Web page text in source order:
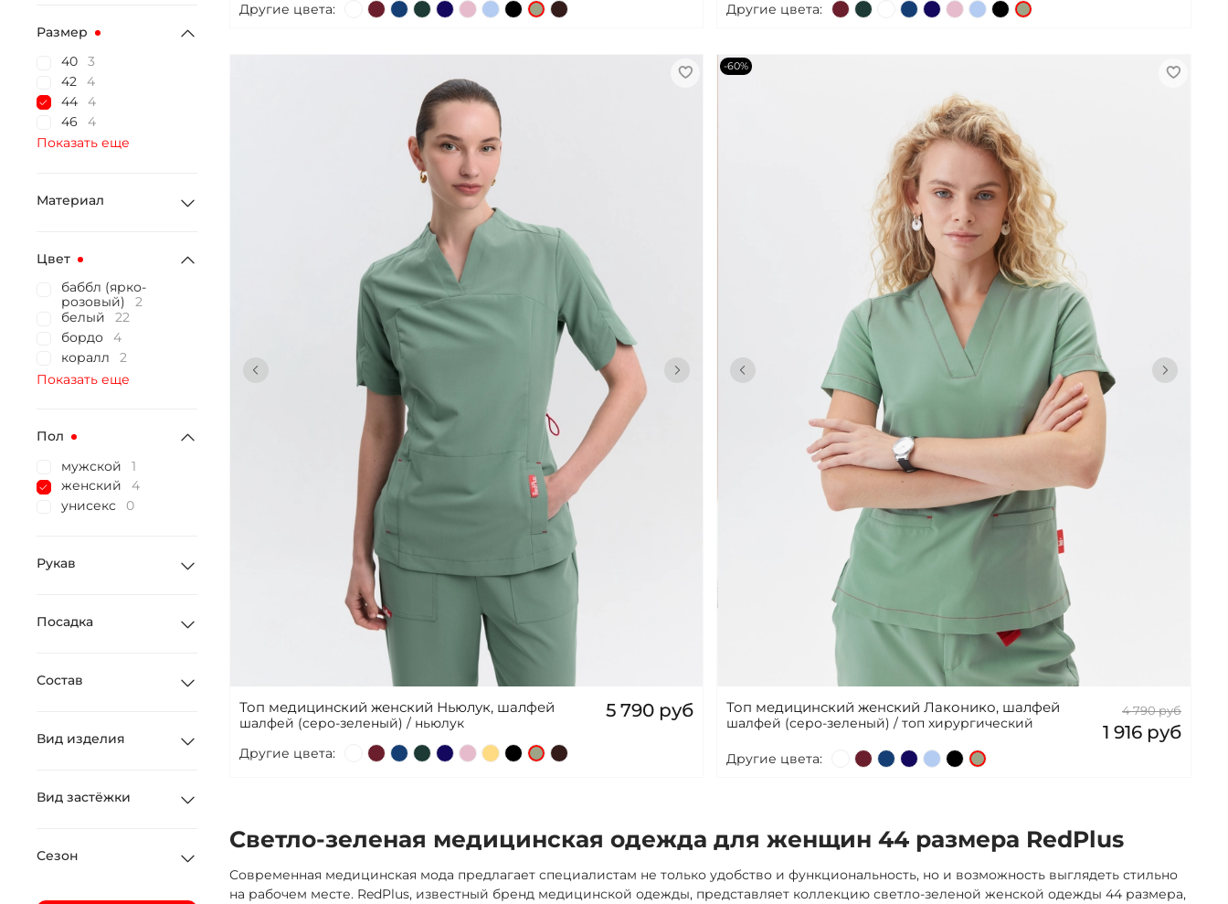
Другие цвета: Другие цвета:
Топ медицинский женский Ньюлук, шалфей
шалфей (серо-зеленый) / ньюлук
5 790 руб
Другие цвета:
-60%
Топ медицинский женский Лаконико, шалфей
шалфей (серо-зеленый) / топ хирургический
4 790 руб
1 916 руб
Другие цвета:
Светло-зеленая медицинская одежда для женщин 44 размера RedPlus
Современная медицинская мода предлагает специалистам не только удобство и функциональность, но и возможность выглядеть стильно
на рабочем месте. RedPlus, известный бренд медицинской одежды, представляет коллекцию светло-зеленой женской одежды 44 размера,
Размер
40
3
42
4
44
4
46
4
Показать еще
Материал
Цвет
баббл (ярко-
розовый)
2
белый
22
бордо
4
коралл
2
Показать еще
Пол
мужской
1
женский
4
унисекс
0
Рукав
Посадка
Состав
Вид изделия
Вид застёжки
Сезон